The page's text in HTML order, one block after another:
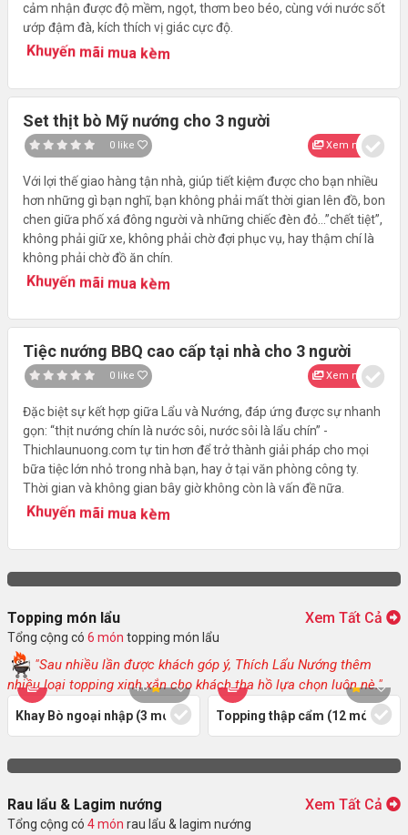
cảm nhận được độ mềm, ngọt, thơm beo béo, cùng với nước sốt
ướp đậm đà, kích thích vị giác cực độ.
Khuyến mãi mua kèm
Set thịt bò Mỹ nướng cho 3 người
0 like Xem nhanh
Với lợi thế giao hàng tận nhà, giúp tiết kiệm được cho bạn nhiều
hơn những gì bạn nghĩ, bạn không phải mất thời gian lên đồ, bon
chen giữa phố xá đông người và những chiếc đèn đỏ…”chết tiệt”,
không phải giữ xe, không phải chờ đợi phục vụ, hay thậm chí là
không phải chờ đồ ăn chín.
Khuyến mãi mua kèm
Tiệc nướng BBQ cao cấp tại nhà cho 3 người
0 like Xem nhanh
Đặc biệt sự kết hợp giữa Lẩu và Nướng, đáp ứng được sự nhanh
gọn: “thịt nướng chín là nước sôi, nước sôi là lẩu chín” -
Thichlaunuong.com tự tin hơn để trở thành giải pháp cho mọi
bữa tiệc lớn nhỏ trong nhà bạn, hay ở tại văn phòng công ty.
Thời gian và không gian bây giờ không còn là vấn đề nữa.
Khuyến mãi mua kèm
Topping món lẩu
Tổng cộng có 6 món topping món lẩu
Xem Tất Cả
"Sau nhiều lần được khách góp ý, Thích Lẩu Nướng thêm
nhiều loại topping xinh xắn cho khách tha hồ lựa chọn luôn nè."
4.0
Khay Bò ngoại nhập (3 món) Topping thập cẩm (12 món)
Rau lẩu & Lagim nướng
Tổng cộng có 4 món rau lẩu & lagim nướng
Xem Tất Cả